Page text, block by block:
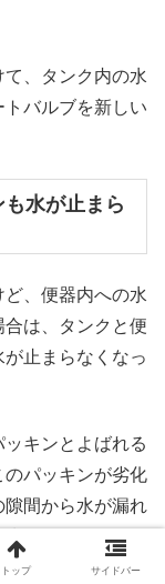
、タンク内の水
バルブを新しい
水が止まら
、便器内への水
は、タンクと便
止まらなくなっ
キンとよばれる
パッキンが劣化
間から水が漏れ
が漏れていくと
トップ サイドバー